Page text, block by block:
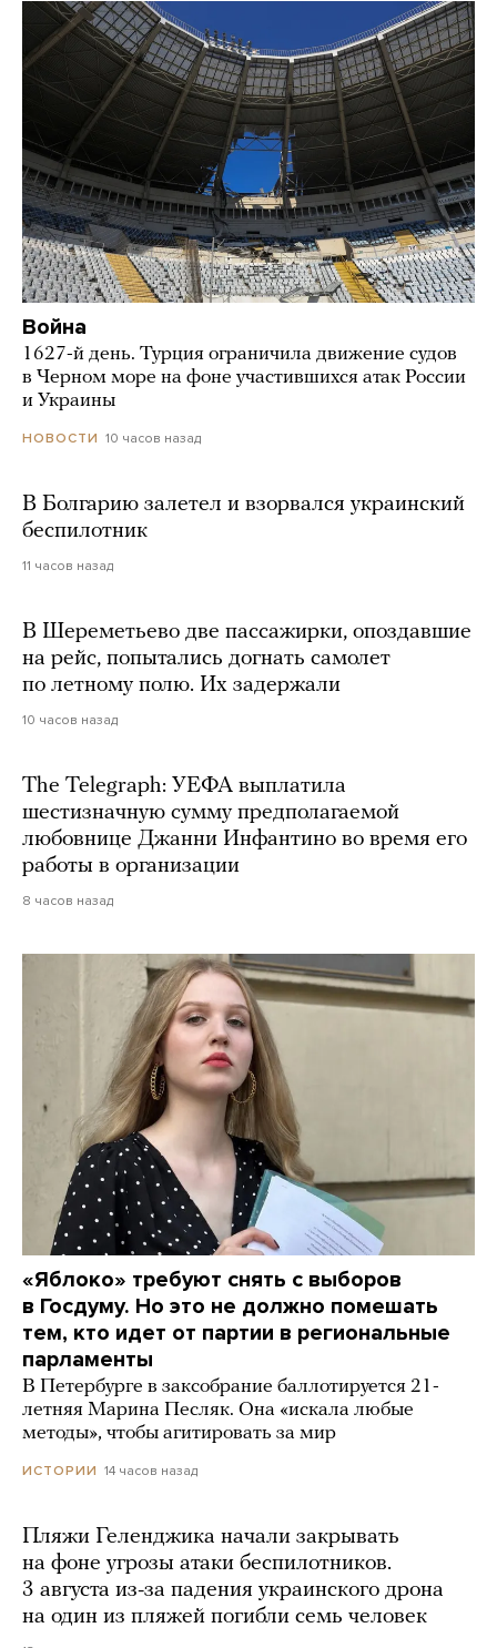
Война
1627-й день. Турция ограничила движение судов
в Черном море на фоне участившихся атак России
и Украины
НОВОСТИ 10 часов назад
В Болгарию залетел и взорвался украинский
беспилотник
11 часов назад
В Шереметьево две пассажирки, опоздавшие
на рейс, попытались догнать самолет
по летному полю. Их задержали
10 часов назад
The Telegraph: УЕФА выплатила
шестизначную сумму предполагаемой
любовнице Джанни Инфантино во время его
работы в организации
8 часов назад
«Яблоко» требуют снять с выборов
в Госдуму. Но это не должно помешать
тем, кто идет от партии в региональные
парламенты
В Петербурге в заксобрание баллотируется 21-
летняя Марина Песляк. Она «искала любые
методы», чтобы агитировать за мир
ИСТОРИИ 14 часов назад
Пляжи Геленджика начали закрывать
на фоне угрозы атаки беспилотников.
3 августа из-за падения украинского дрона
на один из пляжей погибли семь человек